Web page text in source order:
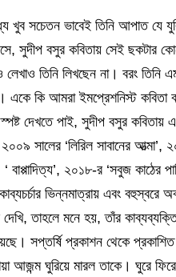
খুব সচেতন ভাবেই তিনি আপাত যে
আসে, সুদীপ বসুর কবিতায় সেই
লেখাও তিনি লিখছেন না। বরং তিনি
কি আমরা ইমপ্রেশনিস্ট কবিতা
দেখতে পাই, সুদীপ বসুর কবিতায়
সালের ‘লিরিল সাবানের আত্মা’,
বাপ্পাদিত্য’, ২০১৮-র ‘সবুজ
ভিন্নমাত্রায় এবং বহুস্বরে
দেখি, তাহলে মনে হয়, তাঁর
সপ্তর্ষি প্রকাশন থেকে প্রকাশিত
ঘুরিয়ে মারল তাকে। ঘুরে ফিরে